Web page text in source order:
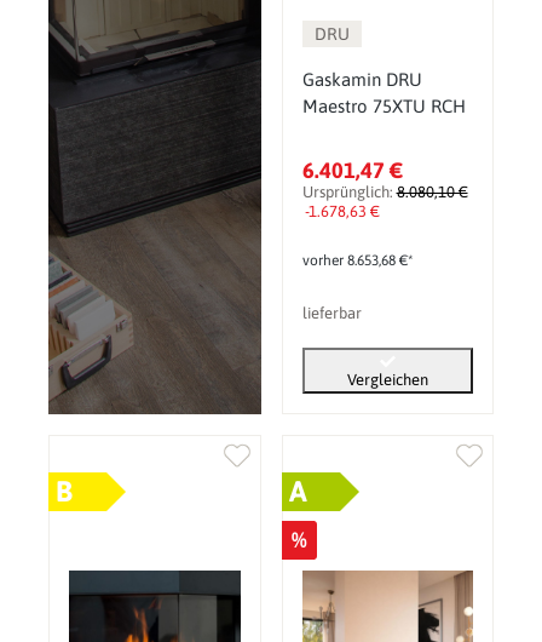
DRU
Gaskamin DRU
Maestro 75XTU RCH
6.401,47 €
Ursprünglich:8.080,10 €
-1.678,63 €
vorher 8.653,68 €*
lieferbar
Vergleichen
B A
%